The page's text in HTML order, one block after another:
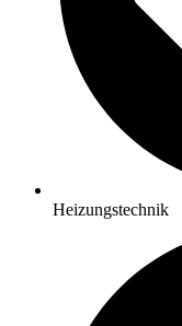
Heizungstechnik